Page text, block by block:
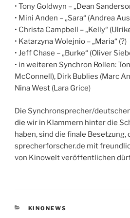
• Tony Goldwyn – „Dean
• Mini Anden – „Sara“ (Andrea
• Christa Campbell – „Kelly“
• Katarzyna Wolejnio – „Maria“ (?)
• Jeff Chase – „Burke“ (Oliver
• in weiteren Synchron Rollen:
McConnell), Dirk Bublies (Marc
Nina West (Lara Grice)
Die Synchronsprecher/
die wir in Klammern hinter die
haben, sind die finale Besetzung,
sprecherforscher.de mit
von Kinowelt veröffentlichen
KATEGORIEN
KINONEWS